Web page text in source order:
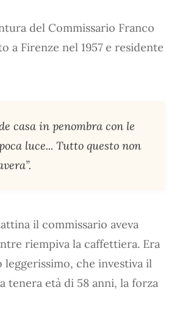
del Commissario Franco
a Firenze nel 1957 e residente
casa in penombra con le
luce... Tutto questo non
il commissario aveva
riempiva la caffettiera. Era
che investiva il
tenera età di 58 anni, la forza